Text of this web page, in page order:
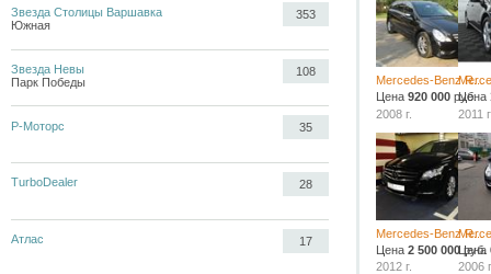
Звезда Столицы Варшавка
Южная
353
Звезда Невы
Парк Победы
108
Р-Моторс 35
TurboDealer 28
Атлас 17
Mercedes-Benz R...
Цена 920 000 руб.
2008 г.
Цена
2011
Mercedes-Benz R...
Цена 2 500 000 руб.
2012 г.
Цена
2006